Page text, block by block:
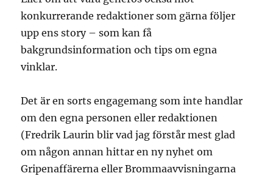
konkurrerande redaktioner som gärna följer
upp ens story – som kan få
bakgrundsinformation och tips om egna
vinklar.
Det är en sorts engagemang som inte handlar
om den egna personen eller redaktionen
(Fredrik Laurin blir vad jag förstår mest glad
om någon annan hittar en ny nyhet om
Gripenaffärerna eller Brommaavvisningarna